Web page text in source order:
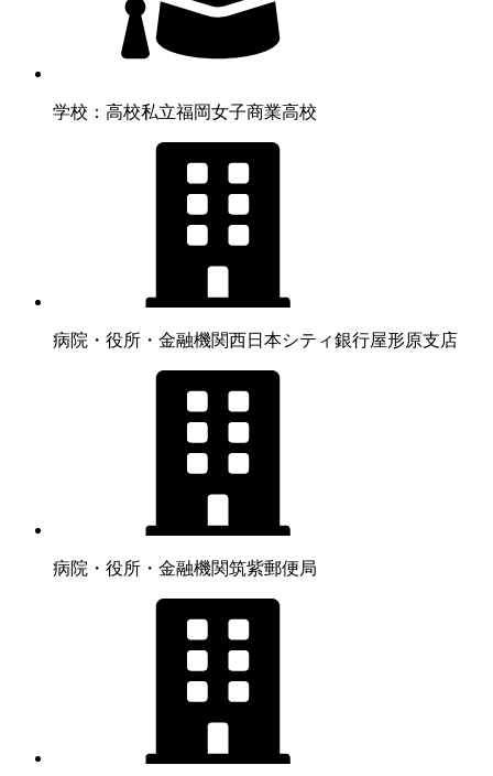
学校：高校私立福岡女子商業高校
病院・役所・金融機関西日本シティ銀行屋形原支店
病院・役所・金融機関筑紫郵便局